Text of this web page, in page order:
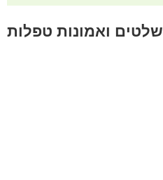
שלטים ואמונות טפלות